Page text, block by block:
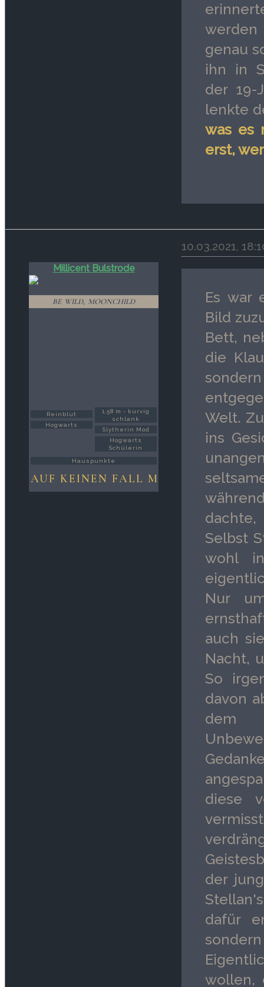
genau
ihn in
der 19-
lenkte
was es
erst,
Millicent Bulstrode
BE WILD, MOONCHILD
Reinblut
Hogwarts
1,58 m - kurvig
schlank
Slytherin Mod
Hogwarts
Schülerin
Hauspunkte
AUF KEINEN FALL MILLI. NIEMALS.
10.03.2021,
Es war
Bild
Bett,
die
Welt.
ins
Selbst
wohl
Nur
auch
Nacht,
So
davon
dem
diese
der
dafür
wollen,